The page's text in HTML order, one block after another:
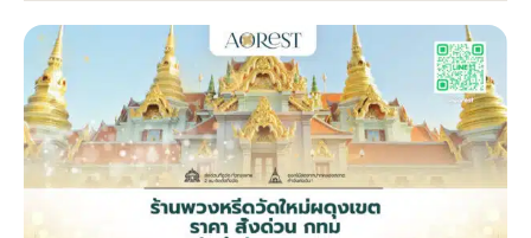
ดอกไม้หน้าหีบ
ดอกไม้หน้างานศพ
ดอกไม้หน้าโลง
ร้านพวงหรีด
ดอกไม้พวงหรีด
พวงหรีดปทุม
ไม้หน้าเมรุ
กไม้หน้าเมรุ
น้าเมรุ ราคา
ไม้งานแต่ง กรุงเทพ
อกไม้งานแต่ง
ดอกไม้งานแต่ง
พวงหรีดพัดลม กรุงเทพ
พวงหรีดพัดลม ส่งด่วน
สั่งพวงหรีดพัดลม
รับจัดงานศพ กรุงเทพ
แพ็คเกจจัดงานศพ
ค่าใช้จ่ายจัดงานศพ